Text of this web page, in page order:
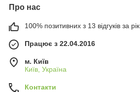
Про нас
100% позитивних з 13 відгуків за рік
Працює з 22.04.2016
м. Київ
Київ, Україна
Контакти